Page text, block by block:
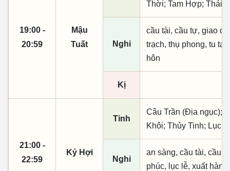
19:00 -
20:59
Mậu
Tuất
Thời; Tam Hợp; Thái
Nghi
cầu tài, cầu tự, giao
trạch, thụ phong, tu
hôn
Kị
21:00 -
22:59
Kỷ Hợi
Tinh
Câu Trần (Địa ngục);
Khôi; Thủy Tinh; Lục
Nghi
an sàng, cầu tài, cầu
phúc, lục lễ, xuất